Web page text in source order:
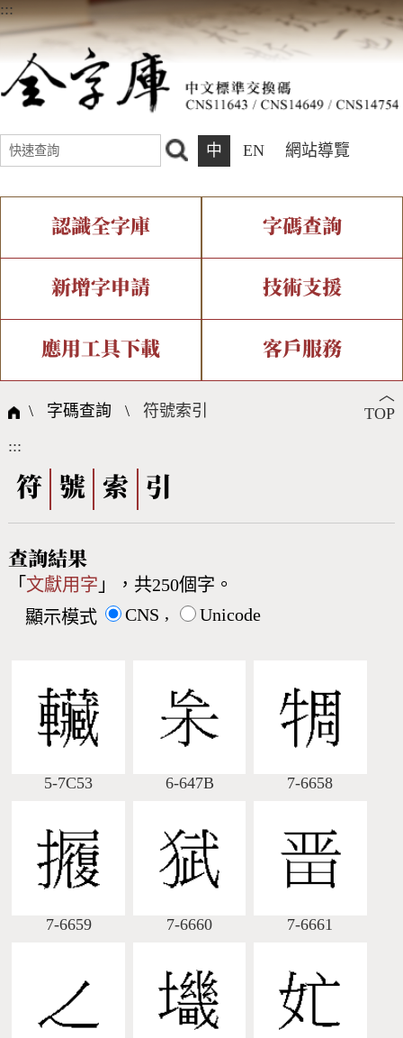
:::
中 EN 網站導覽
認識全字庫
全字庫介紹 全字庫現況
中文碼介紹 專有名詞介紹
國際字碼相關組織
字碼查詢
IDS查詢 部件查詢
複合查詢 注音查詢
筆畫查詢
筆順序查詢
Big5查詢
新增字申請
新字申請處理流程
技術支援
字形即時顯示 造字解決方案
全字庫授權 轉碼Web Service
應用工具下載
個人電腦造字處理工具
字形下載
客戶服務
問題集
熱門查詢統計
︿
TOP
\ 字碼查詢 \符號索引
:::
符 號 索 引
查詢結果
「 文獻用字 」，共250個字。
顯示模式
CNS , Unicode
5-7C53 6-647B 7-6658
7-6659 7-6660 7-6661